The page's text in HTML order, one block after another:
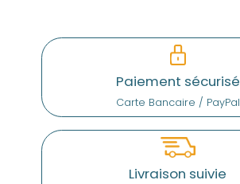
Paiement sécurisé
Carte Bancaire / PayPal
Livraison suivie